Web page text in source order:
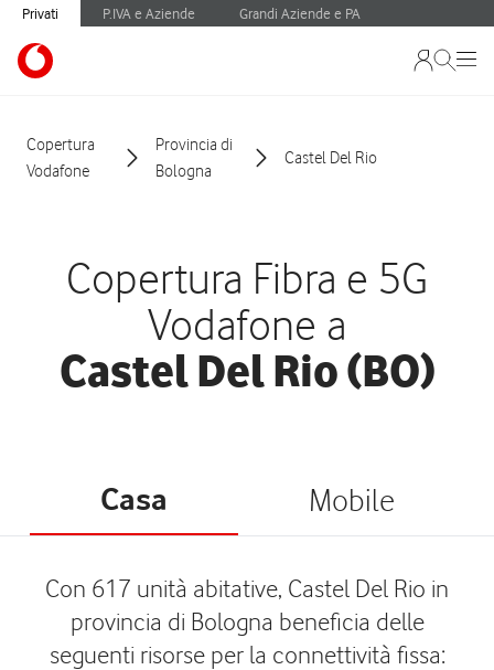
Privati P.IVA e Aziende Grandi Aziende e PA
Copertura
Vodafone
Provincia di
Bologna
Castel Del Rio
Copertura Fibra e 5G
Vodafone a
Castel Del Rio (BO)
Casa Mobile
Con 617 unità abitative, Castel Del Rio in
provincia di Bologna beneficia delle
seguenti risorse per la connettività fissa: